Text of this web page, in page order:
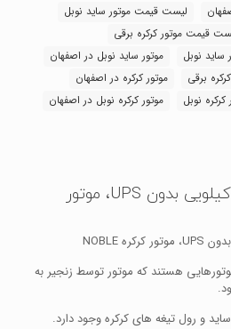
لیست قیمت موتور ساید نوبل
قیمت موتور کرکره برقی
ساید نوبل
موتور ساید نوبل در اصفهان
برقی
موتور کرکره در اصفهان
کرکره نوبل موتور کرکره نوبل در اصفهان
موتور ساید نوبل 300کیلویی بدون UPS، موتور
هستند که موتور توسط زنجیر به
و رول تیغه های کرکره وجود دارد.